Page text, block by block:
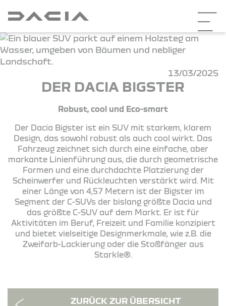
13/03/2025
DER DACIA BIGSTER
Robust, cool und Eco-smart
Der Dacia Bigster ist ein SUV mit starkem, klarem
Design, das sowohl robust als auch cool wirkt. Das
Fahrzeug zeichnet sich durch eine einfache, aber
markante Linienführung aus, die durch geometrische
Formen und eine durchdachte Platzierung der
Scheinwerfer und Rückleuchten verstärkt wird. Mit
einer Länge von 4,57 Metern ist der Bigster im
Segment der C-SUVs der bislang größte Dacia und
das größte C-SUV auf dem Markt. Er ist für
Aktivitäten im Beruf, Freizeit und Familie konzipiert
und bietet vielseitige Designmerkmale, wie z.B. die
Zweifarb-Lackierung oder die Stoßfänger aus
Starkle®.
ZURÜCK ZUR ÜBERSICHT